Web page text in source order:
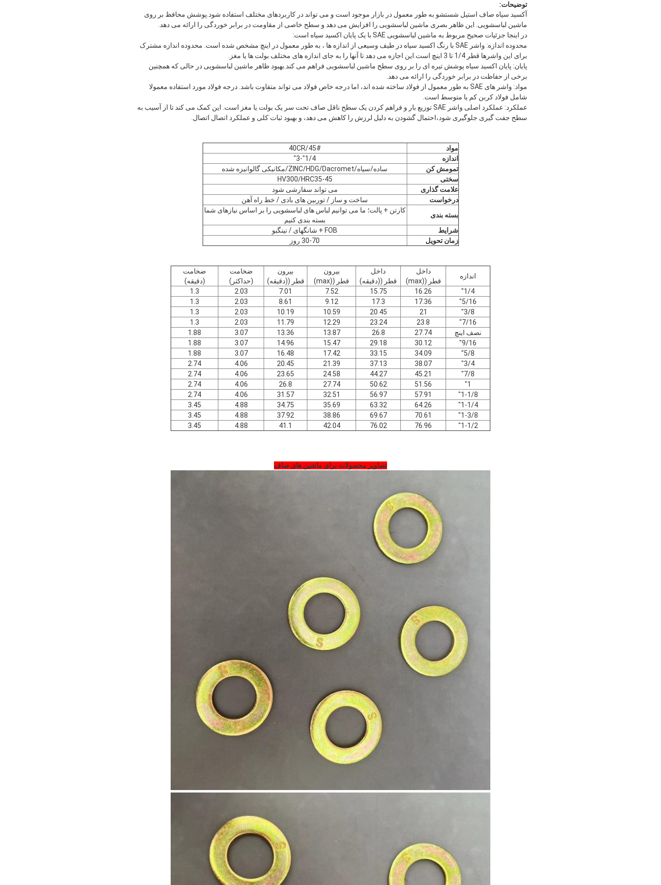
توضیحات:
آکسید سیاه صاف استیل شستشو به طور معمول در بازار موجود است و می تواند در کاربردهای مختلف استفاده شود.پوشش محافظ بر روی
ماشین لباسشویی. این ظاهر بصری ماشین لباسشویی را افزایش می دهد و سطح خاصی از مقاومت در برابر خوردگی را ارائه می دهد.
در اینجا جزئیات صحیح مربوط به ماشین لباسشویی SAE با یک پایان اکسید سیاه است:
محدوده اندازه: واشر SAE با رنگ اکسید سیاه در طیف وسیعی از اندازه ها ، به طور معمول در اینچ مشخص شده است. محدوده اندازه مشترک
برای این واشرها قطر 1/4 تا 3 اینچ است.این اجازه می دهد تا آنها را به جای اندازه های مختلف بولت ها یا مغز.
پایان: پایان اکسید سیاه پوشش تیره ای را بر روی سطح ماشین لباسشویی فراهم می کند.بهبود ظاهر ماشین لباسشویی در حالی که همچنین
برخی از حفاظت در برابر خوردگی را ارائه می دهد.
مواد: واشر های SAE به طور معمول از فولاد ساخته شده اند، اما درجه خاص فولاد می تواند متفاوت باشد. درجه فولاد مورد استفاده معمولا
شامل فولاد کربن کم یا متوسط است.
عملکرد: عملکرد اصلی واشر SAE توزیع بار و فراهم کردن یک سطح ناقل صاف تحت سر یک بولت یا مغز است. این کمک می کند تا از آسیب به
سطح جفت گیری جلوگیری شود،احتمال گشودن به دلیل لرزش را کاهش می دهد، و بهبود ثبات کلی و عملکرد اتصال اتصال.
مواد
45#/40CR
اندازه
1/4"-3"
تمومش کن
ساده/سیاه/ZINC/HDG/Dacromet/مکانیکی گالوانیزه شده
سختی
HV300/HRC35-45
علامت گذاری
می تواند سفارشی شود
درخواست
ساخت و ساز / توربین های بادی / خط راه آهن
بسته بندی
کارتن + پالت؛ ما می توانیم لباس های لباسشویی را بر اساس نیازهای شما
بسته بندی کنیم
شرایط
FOB + شانگهای / نینگبو
زمان تحویل
30-70 روز
اندازه
داخل
قطر ((max)
داخل
قطر ((دقيقه)
بیرون
قطر ((max)
بیرون
قطر ((دقيقه)
ضخامت
(حداکثر)
ضخامت
(دقيقه)
1/4"
16.26
15.75
7.52
7.01
2.03
1.3
5/16"
17.36
17.3
9.12
8.61
2.03
1.3
3/8"
21
20.45
10.59
10.19
2.03
1.3
7/16"
23.8
23.24
12.29
11.79
2.03
1.3
نصف اینچ
27.74
26.8
13.87
13.36
3.07
1.88
9/16"
30.12
29.18
15.47
14.96
3.07
1.88
5/8"
34.09
33.15
17.42
16.48
3.07
1.88
3/4"
38.07
37.13
21.39
20.45
4.06
2.74
7/8"
45.21
44.27
24.58
23.65
4.06
2.74
1"
51.56
50.62
27.74
26.8
4.06
2.74
1-1/8"
57.91
56.97
32.51
31.57
4.06
2.74
1-1/4"
64.26
63.32
35.69
34.75
4.88
3.45
1-3/8"
70.61
69.67
38.86
37.92
4.88
3.45
1-1/2"
76.96
76.02
42.04
41.1
4.88
3.45
تصاویر محصولات برای ماشین های صاف